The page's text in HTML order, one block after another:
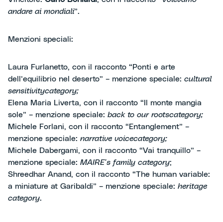
andare ai mondiali”.
Menzioni speciali:
Laura Furlanetto, con il racconto “Ponti e arte
dell’equilibrio nel deserto” – menzione speciale: cultural
sensitivitycategory;
Elena Maria Liverta, con il racconto “Il monte mangia
sole” – menzione speciale: back to our rootscategory;
Michele Forlani, con il racconto “Entanglement” –
menzione speciale: narrative voicecategory;
Michele Dabergami, con il racconto “Vai tranquillo” –
menzione speciale: MAIRE’s family category;
Shreedhar Anand, con il racconto “The human variable:
a miniature at Garibaldi” – menzione speciale: heritage
category.